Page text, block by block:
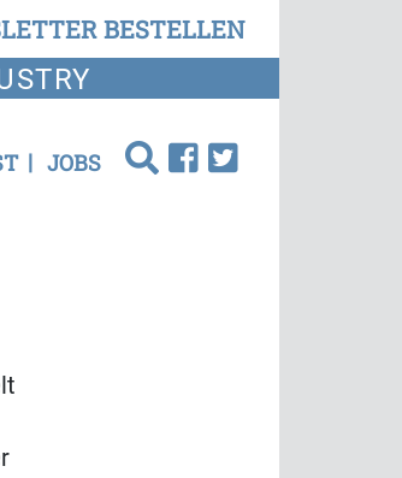
BESTELLEN
JOBS